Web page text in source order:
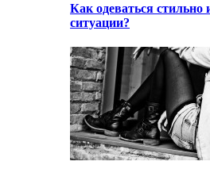
Как одеваться стильно
ситуации?